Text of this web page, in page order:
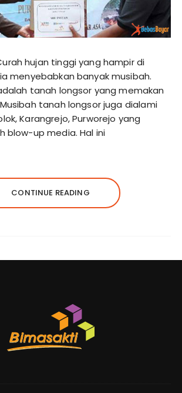
hujan tinggi yang hampir di
menyebabkan banyak musibah.
tanah longsor yang memakan
tanah longsor juga dialami
Karangrejo, Purworejo yang
blow-up media. Hal ini
CONTINUE READING